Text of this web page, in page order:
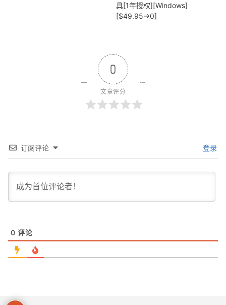
具[1年授权][Windows]
[$49.95→0]
0
文章评分
订阅评论 登录
0 评论